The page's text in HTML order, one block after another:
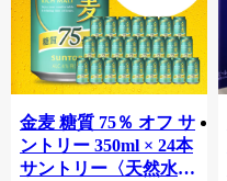
金麦 糖質 75％ オフ サ
ントリー 350ml × 24本
サントリー〈天然水の